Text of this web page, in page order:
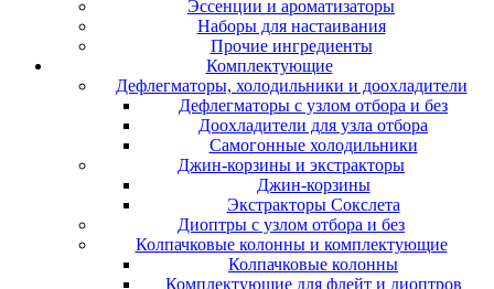
Эссенции и ароматизаторы
Наборы для настаивания
Прочие ингредиенты
Комплектующие
Дефлегматоры, холодильники и доохладители
Дефлегматоры с узлом отбора и без
Доохладители для узла отбора
Самогонные холодильники
Джин-корзины и экстракторы
Джин-корзины
Экстракторы Сокслета
Диоптры с узлом отбора и без
Колпачковые колонны и комплектующие
Колпачковые колонны
Комплектующие для флейт и диоптров